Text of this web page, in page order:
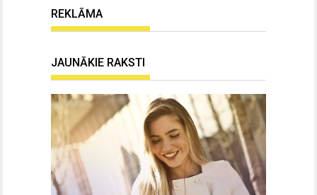
REKLĀMA
JAUNĀKIE RAKSTI